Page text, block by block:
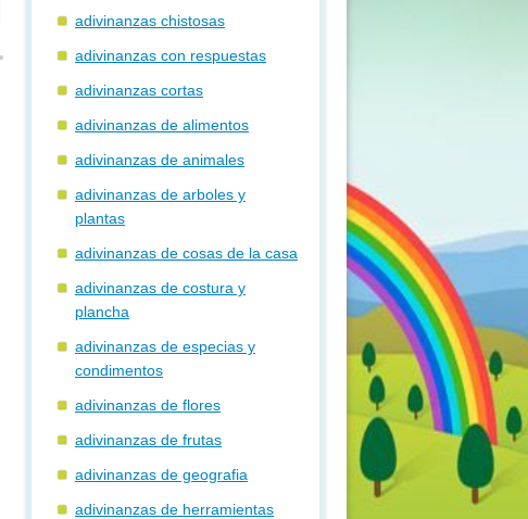
adivinanzas chistosas
adivinanzas con respuestas
adivinanzas cortas
adivinanzas de alimentos
adivinanzas de animales
adivinanzas de arboles y
plantas
adivinanzas de cosas de la casa
adivinanzas de costura y
plancha
adivinanzas de especias y
condimentos
adivinanzas de flores
adivinanzas de frutas
adivinanzas de geografia
adivinanzas de herramientas